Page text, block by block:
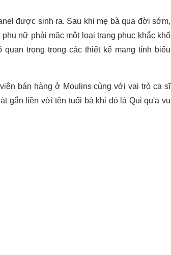
được sinh ra. Sau khi mẹ bà qua đời sớm,
nữ phải mặc một loại trang phục khắc khổ
trọng trong các thiết kế mang tính biểu
bán hàng ở Moulins cùng với vai trò ca sĩ
gắn liền với tên tuổi bà khi đó là Qui qu'a vu